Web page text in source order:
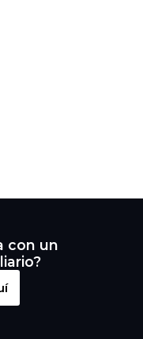
con un